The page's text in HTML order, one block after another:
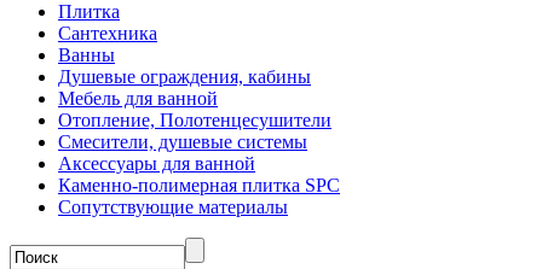
Плитка
Сантехника
Ванны
Душевые ограждения, кабины
Мебель для ванной
Отопление, Полотенцесушители
Смесители, душевые системы
Аксессуары для ванной
Каменно-полимерная плитка SPC
Сопутствующие материалы